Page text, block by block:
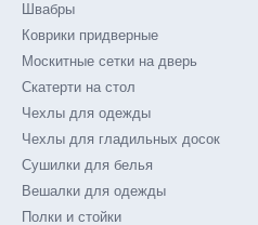
Швабры
Коврики придверные
Москитные сетки на дверь
Скатерти на стол
Чехлы для одежды
Чехлы для гладильных досок
Сушилки для белья
Вешалки для одежды
Полки и стойки